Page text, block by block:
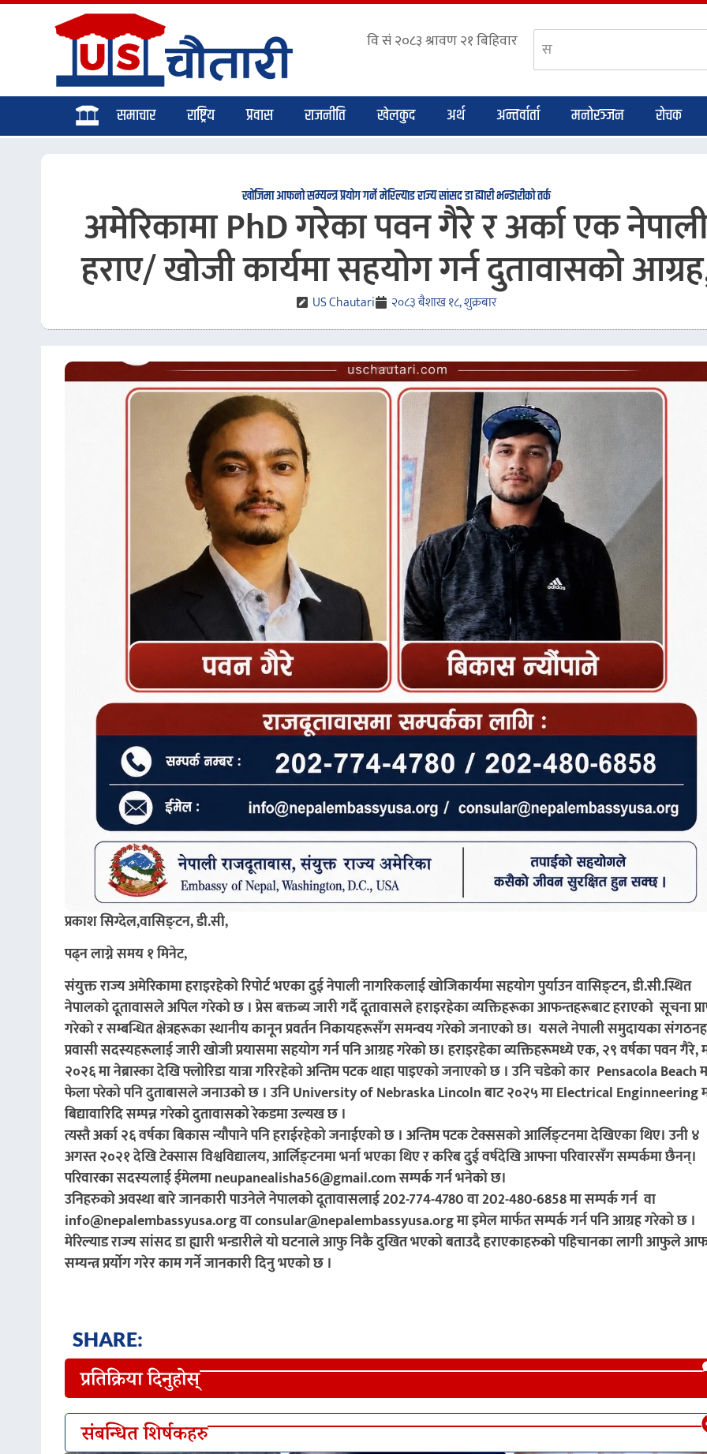
समाचार राष्ट्रिय प्रवास राजनीति खेलकुद अर्थ अन्तर्वार्ता मनोरञ्जन रोचक
खोजिमा आफनो सम्यन्त्र प्रयोग गर्ने मेरिल्याड राज्य सांसद डा ह्यारी भन्डारीको तर्क
अमेरिकामा PhD गरेका पवन गैरे र अर्का एक
हराए/ खोजी कार्यमा सहयोग गर्न दुतावासको
US Chautari २०८३ बैशाख १८, शुक्रबार
प्रकाश सिग्देल,वासिङ्टन, डी.सी,
पढ्न लाग्ने समय १ मिनेट,
संयुक्त राज्य अमेरिकामा हराइरहेको रिपोर्ट भएका दुई नेपाली नागरिकलाई खोजिकार्यमा सहयोग पुर्याउन वासिङ्टन, डी.सी.स्थित
नेपालको दूतावासले अपिल गरेको छ । प्रेस बक्तब्य जारी गर्दै दूतावासले हराइरहेका व्यक्तिहरूका आफन्तहरूबाट हराएको सूचना
गरेको र सम्बन्धित क्षेत्रहरूका स्थानीय कानून प्रवर्तन निकायहरूसँग समन्वय गरेको जनाएको छ। यसले नेपाली समुदायका
प्रवासी सदस्यहरूलाई जारी खोजी प्रयासमा सहयोग गर्न पनि आग्रह गरेको छ। हराइरहेका व्यक्तिहरूमध्ये एक, २९ वर्षका पवन गैरे,
२०२६ मा नेब्रास्का देखि फ्लोरिडा यात्रा गरिरहेको अन्तिम पटक थाहा पाइएको जनाएको छ । उनि चडेको कार Pensacola Beach
फेला परेको पनि दुताबासले जनाउको छ । उनि University of Nebraska Lincoln बाट २०२५ मा Electrical Enginneering
बिद्यावारिदि सम्पन्न गरेको दुतावासको रेकडमा उल्यख छ ।
त्यस्तै अर्का २६ वर्षका बिकास न्यौपाने पनि हराईरहेको जनाईएको छ । अन्तिम पटक टेक्ससको आर्लिङ्टनमा देखिएका थिए। उनी ४
अगस्त २०२१ देखि टेक्सास विश्वविद्यालय, आर्लिङ्टनमा भर्ना भएका थिए र करिब दुई वर्षदेखि आफ्ना परिवारसँग सम्पर्कमा छैनन्।
परिवारका सदस्यलाई ईमेलमा neupanealisha56@gmail.com सम्पर्क गर्न भनेको छ।
उनिहरुको अवस्था बारे जानकारी पाउनेले नेपालको दूतावासलाई 202-774-4780 वा 202-480-6858 मा सम्पर्क गर्न वा
info@nepalembassyusa.org वा consular@nepalembassyusa.org मा इमेल मार्फत सम्पर्क गर्न पनि आग्रह गरेको छ ।
मेरिल्याड राज्य सांसद डा ह्यारी भन्डारीले यो घटनाले आफु निकै दुखित भएको बताउदै हराएकाहरुको पहिचानका लागी आफुले
सम्यन्त्र प्रर्योग गरेर काम गर्ने जानकारी दिनु भएको छ ।
SHARE:
प्रतिक्रिया दिनुहोस्
संबन्धित शिर्षकहरु